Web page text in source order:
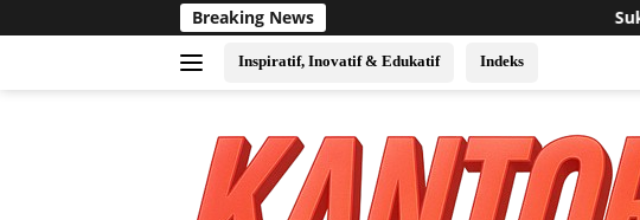
ke
Breaking News Sukses Jadi Tuan Rumah Event
Inspiratif, Inovatif & Edukatif Indeks